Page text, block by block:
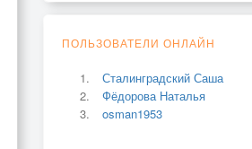
ПОЛЬЗОВАТЕЛИ ОНЛАЙН
Сталинградский Саша
Фёдорова Наталья
osman1953